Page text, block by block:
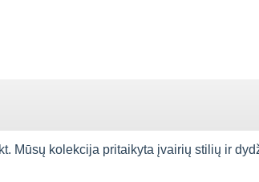
Mūsų kolekcija pritaikyta įvairių stilių ir